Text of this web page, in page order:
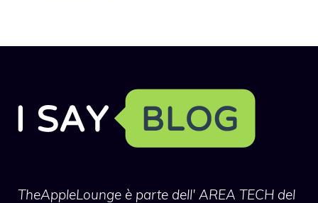
TheAppleLounge è parte dell' AREA TECH del